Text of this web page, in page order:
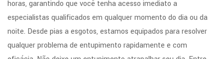
horas, garantindo que você tenha acesso imediato a
especialistas qualificados em qualquer momento do dia ou da
noite. Desde pias a esgotos, estamos equipados para resolver
qualquer problema de entupimento rapidamente e com